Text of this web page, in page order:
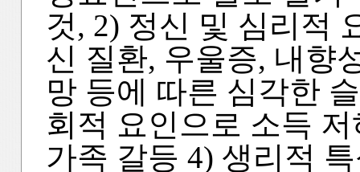
것, 2) 정신 및 심리적
신 질환, 우울증, 내향
망 등에 따른 심각한
회적 요인으로 소득
가족 갈등 4) 생리적